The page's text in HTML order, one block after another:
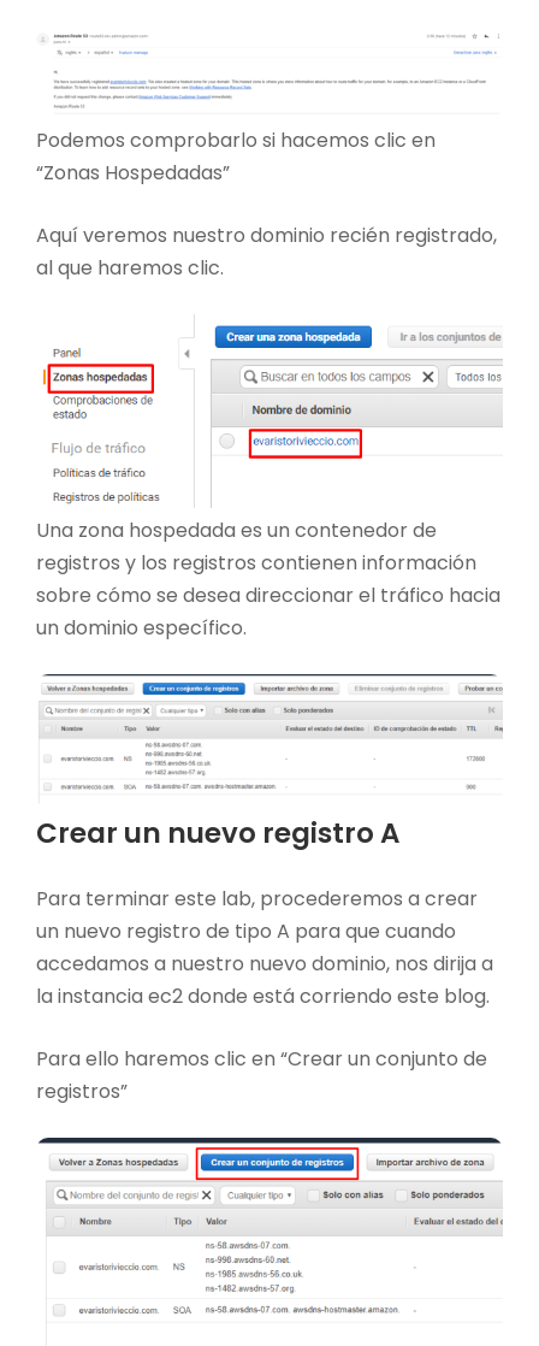
Podemos comprobarlo si hacemos clic en
“Zonas Hospedadas”
Aquí veremos nuestro dominio recién registrado,
al que haremos clic.
Una zona hospedada es un contenedor de
registros y los registros contienen información
sobre cómo se desea direccionar el tráfico hacia
un dominio específico.
Crear un nuevo registro A
Para terminar este lab, procederemos a crear
un nuevo registro de tipo A para que cuando
accedamos a nuestro nuevo dominio, nos dirija a
la instancia ec2 donde está corriendo este blog.
Para ello haremos clic en “Crear un conjunto de
registros”